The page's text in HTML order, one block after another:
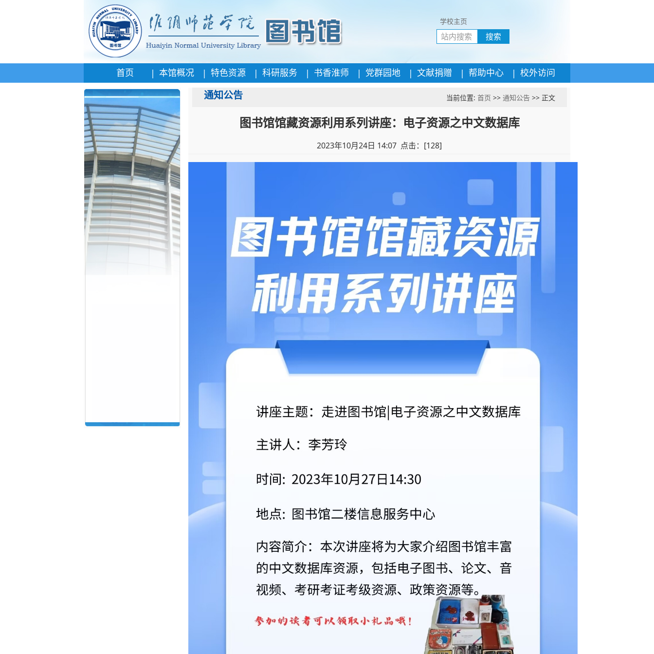
学校主页
搜索
首页 | 本馆概况 | 特色资源 | 科研服务 | 书香淮师 | 党群园地 | 文献捐赠 | 帮助中心 | 校外访问
通知公告 当前位置: 首页 >> 通知公告>> 正文
图书馆馆藏资源利用系列讲座：电子资源之中文数据库
2023年10月24日 14:07 点击：[128]